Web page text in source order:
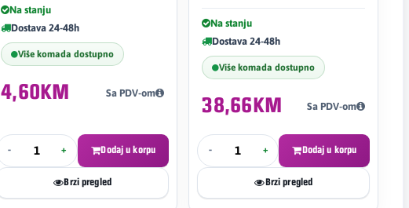
Na stanju
Dostava 24-48h
Više komada dostupno
4,60KM Sa PDV-om
- + Dodaj u korpu
Brzi pregled
Na stanju
Dostava 24-48h
Više komada dostupno
38,66KM Sa PDV-om
- + Dodaj u korpu
Brzi pregled